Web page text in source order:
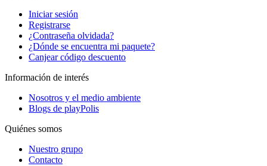
Iniciar sesión
Registrarse
¿Contraseña olvidada?
¿Dónde se encuentra mi paquete?
Canjear código descuento
Información de interés
Nosotros y el medio ambiente
Blogs de playPolis
Quiénes somos
Nuestro grupo
Contacto